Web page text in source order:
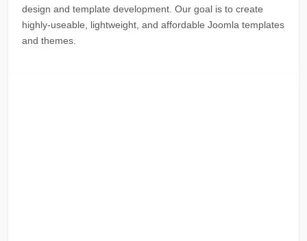
design and template development. Our goal is to create
highly-useable, lightweight, and affordable Joomla templates
and themes.